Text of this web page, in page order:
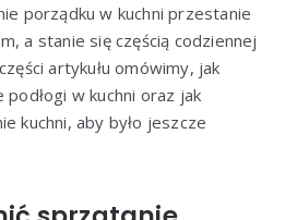
porządku w kuchni przestanie
a stanie się częścią codziennej
artykułu omówimy, jak
w kuchni oraz jak
kuchni, aby było jeszcze